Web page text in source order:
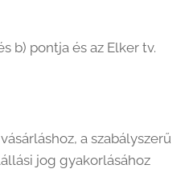
b) pontja és az Elker tv.
a szabályszerű
jog gyakorlásához